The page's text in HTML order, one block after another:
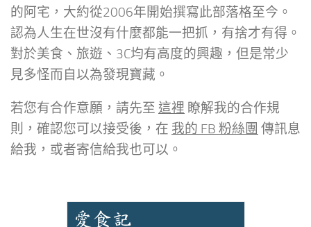
的阿宅，大約從2006年開始撰寫此部落格至今。
認為人生在世沒有什麼都能一把抓，有捨才有得。
對於美食、旅遊、3C均有高度的興趣，但是常少
見多怪而自以為發現寶藏。
若您有合作意願，請先至 這裡 瞭解我的合作規
則，確認您可以接受後，在 我的 FB 粉絲團 傳訊息
給我，或者寄信給我也可以。